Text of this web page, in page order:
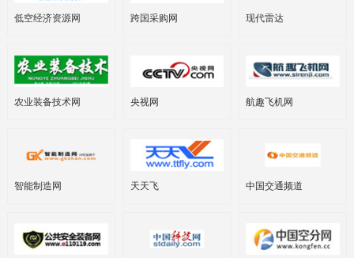
低空经济资源网 跨国采购网 现代雷达
农业装备技术网 央视网 航趣飞机网
智能制造网 天天飞 中国交通频道